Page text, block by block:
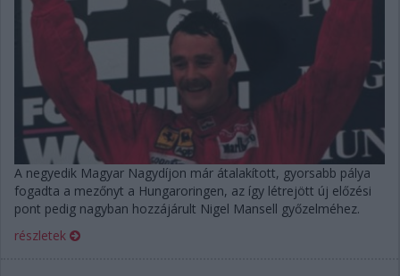
A negyedik Magyar Nagydíjon már átalakított, gyorsabb pálya
fogadta a mezőnyt a Hungaroringen, az így létrejött új előzési
pont pedig nagyban hozzájárult Nigel Mansell győzelméhez.
részletek